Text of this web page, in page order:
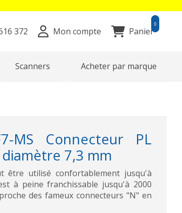
372 Mon compte Panier
0
Scanners Acheter par marque
MS Connecteur PL
7,3 mm
être utilisé confortablement jusqu'à
à peine franchissable jusqu'à 2000
des fameux connecteurs "N" en